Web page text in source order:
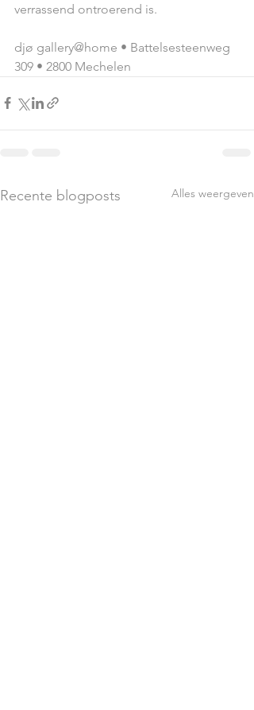
verrassend ontroerend is.
djø gallery@home • Battelsesteenweg
309 • 2800 Mechelen
Recente blogposts Alles weergeven